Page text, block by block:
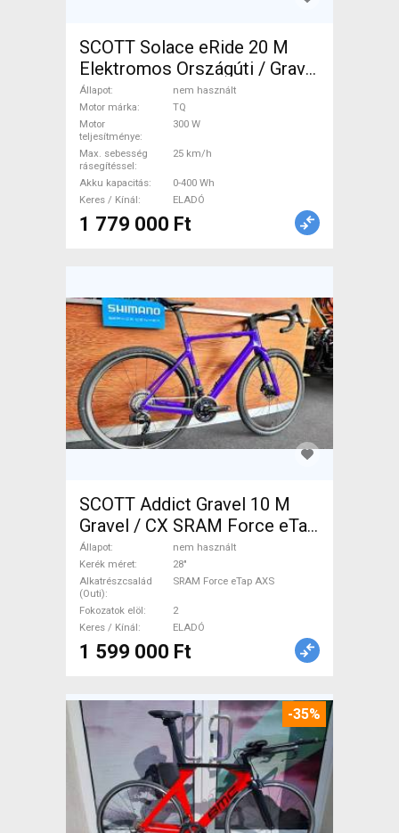
SCOTT Solace eRide 20 M
Elektromos Országúti / Gravel
TQ nem használt ELADÓ
Állapot
nem használt
Motor márka
TQ
Motor
teljesítménye
300 W
Max. sebesség
rásegítéssel
25 km/h
Akku kapacitás
0-400 Wh
Keres / Kínál
ELADÓ
1 779 000 Ft
SCOTT Addict Gravel 10 M
Gravel / CX SRAM Force eTap
AXS tárcsafék nem használt
ELADÓ
Állapot
nem használt
Kerék méret
28"
Alkatrészcsalád
(Outi)
SRAM Force eTap AXS
Fokozatok elöl
2
Keres / Kínál
ELADÓ
1 599 000 Ft
-35%